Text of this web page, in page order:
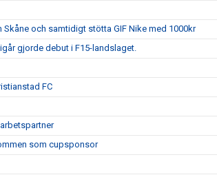
och samtidigt stötta GIF Nike med 1000kr
gjorde debut i F15-landslaget.
FC
som cupsponsor